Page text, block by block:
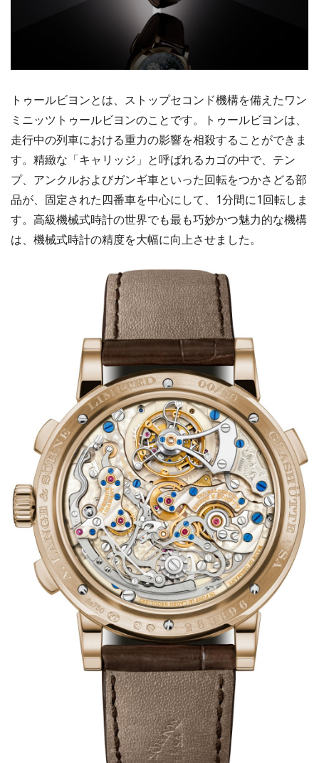
トゥールビヨンとは、ストップセコンド機構を備えたワン
ミニッツトゥールビヨンのことです。トゥールビヨンは、
走行中の列車における重力の影響を相殺することができま
す。精緻な「キャリッジ」と呼ばれるカゴの中で、テン
プ、アンクルおよびガンギ車といった回転をつかさどる部
品が、固定された四番車を中心にして、1分間に1回転しま
す。高級機械式時計の世界でも最も巧妙かつ魅力的な機構
は、機械式時計の精度を大幅に向上させました。